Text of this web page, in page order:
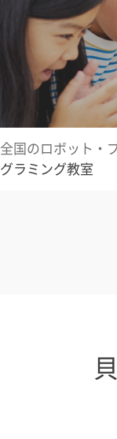
全国のロボット・
グラミング教室